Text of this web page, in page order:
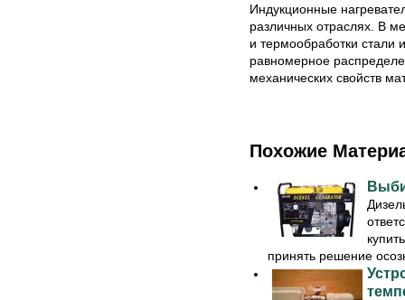
Индукционные
различных отраслях. В
и термообработки стали
равномерное
механических свойств
Похожие
принять решение